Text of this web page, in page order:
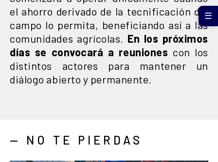
el ahorro derivado de la tecnificación del
campo lo permita, beneficiando así a las
comunidades agrícolas. En los próximos
días se convocará a reuniones con los
distintos actores para mantener un
diálogo abierto y permanente.
— NO TE PIERDAS
☰